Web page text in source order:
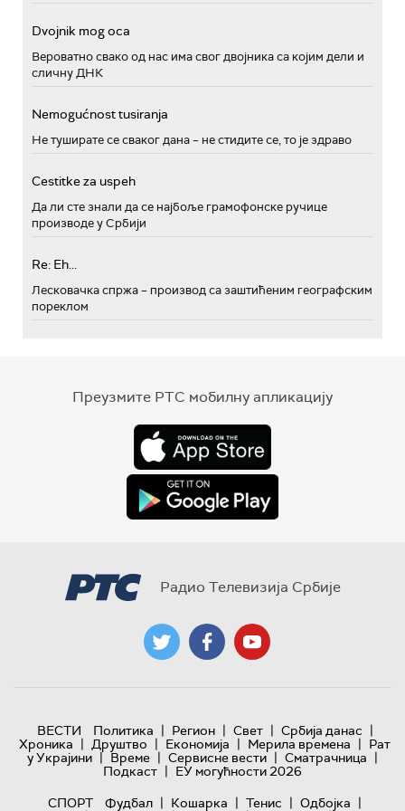
Dvojnik mog oca
Вероватно свако од нас има свог двојника са којим дели и
сличну ДНК
Nemogućnost tusiranja
Не туширате се сваког дана – не стидите се, то је здраво
Cestitke za uspeh
Да ли сте знали да се најбоље грамофонске ручице
производе у Србији
Re: Eh...
Лесковачка спржа – производ са заштићеним географским
пореклом
Преузмите РТС мобилну апликацију
Радио Телевизија Србије
ВЕСТИ Политика | Регион | Свет | Србија данас |
Хроника | Друштво | Економија | Мерила времена | Рат
у Украјини | Време | Сервисне вести | Сматрачница |
Подкаст | ЕУ могућности 2026
СПОРТ
Фудбал | Кошарка | Тенис | Одбојка |